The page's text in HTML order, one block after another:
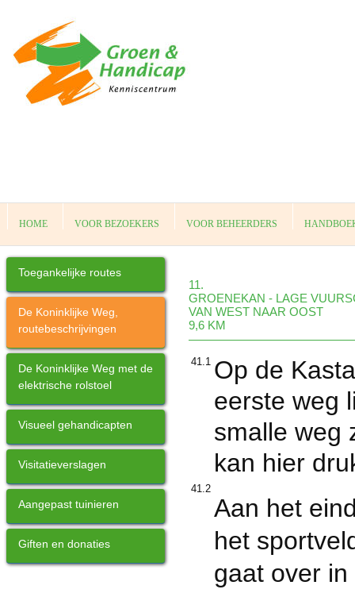
HOME VOOR BEZOEKERS VOOR BEHEERDERS
Toegankelijke routes
De Koninklijke Weg,
routebeschrijvingen
De Koninklijke Weg met de
elektrische rolstoel
Visueel gehandicapten
Visitatieverslagen
Aangepast tuinieren
Giften en donaties
11.
GROENEKAN - LAGE
VAN WEST NAAR OOST
9,6 KM
41.1 Op de
eerste weg
smalle weg
kan hier
41.2
Aan het
het
gaat over